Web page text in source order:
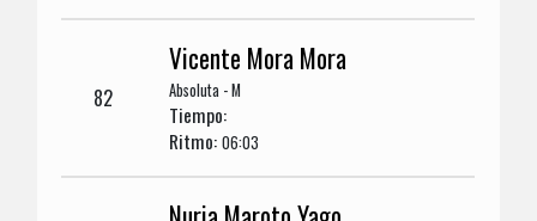
82
Vicente Mora Mora
Absoluta - M
Tiempo:
Ritmo:06:03